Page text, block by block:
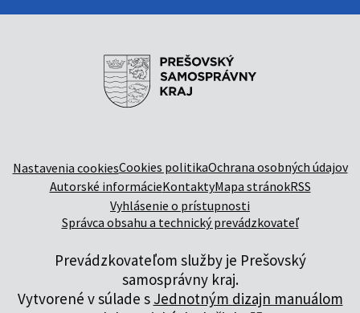
Nastavenia cookiesCookies politikaOchrana osobných údajov
Autorské informácieKontaktyMapa stránokRSS
Vyhlásenie o prístupnosti
Správca obsahu a technický prevádzkovateľ
Prevádzkovateľom služby je Prešovský
samosprávny kraj.
Vytvorené v súlade s Jednotným dizajn manuálom